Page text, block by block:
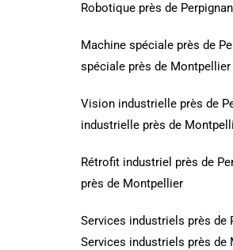
Robotique près de Perpignan
Machine spéciale près de
spéciale près de Montpellier
Vision industrielle près de
industrielle près de
Rétrofit industriel près de
près de Montpellier
Services industriels près de
Services industriels près de